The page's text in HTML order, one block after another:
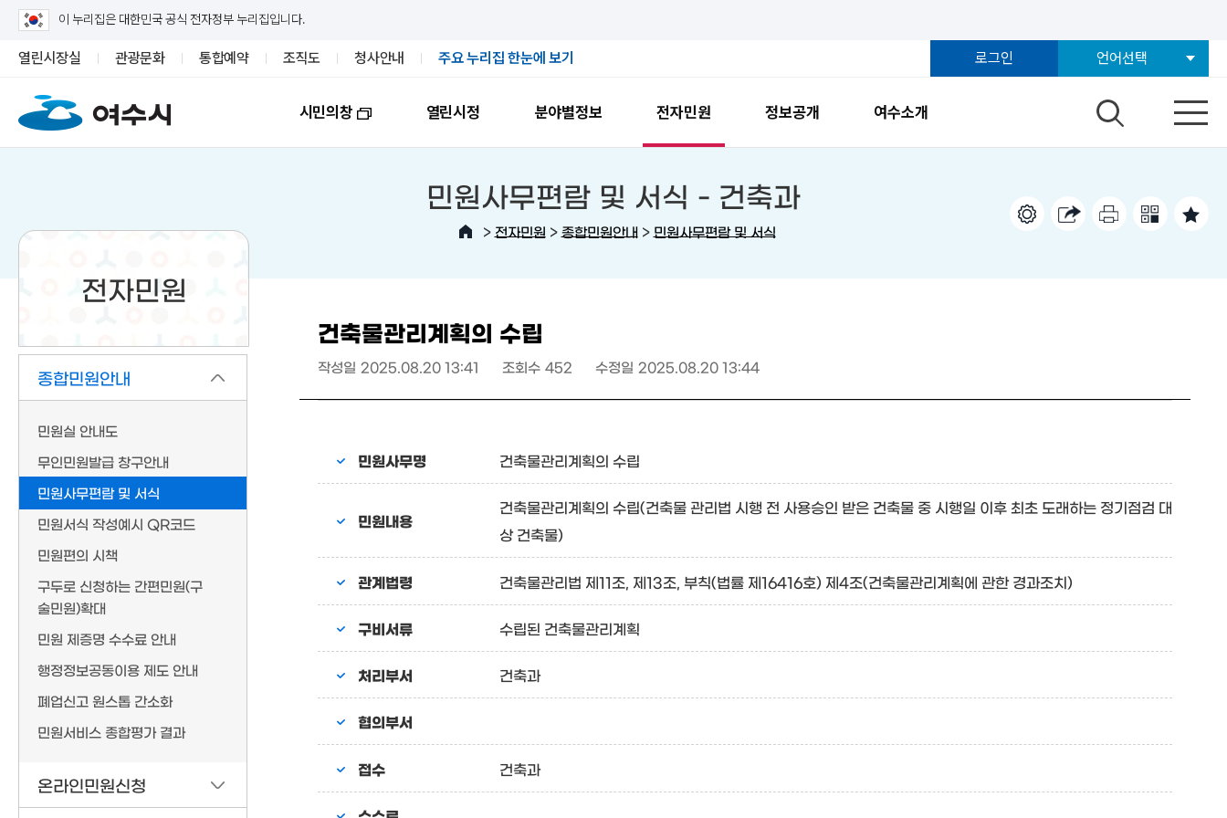
이 누리집은 대한민국 공식 전자정부 누리집입니다.
열린시장실 관광문화 통합예약 조직도 청사안내 주요 누리집 한눈에 보기 로그인 언어선택
시민의창 열린시정 분야별정보 전자민원 정보공개 여수소개
전자민원
종합민원안내
민원실 안내도
무인민원발급 창구안내
민원사무편람 및 서식
민원서식 작성예시 QR코드
민원편의 시책
구두로 신청하는 간편민원(구
술민원)확대
민원 제증명 수수료 안내
행정정보공동이용 제도 안내
폐업신고 원스톱 간소화
민원서비스 종합평가 결과
온라인민원신청
민원사무편람 및 서식 - 건축과
> 전자민원 > 종합민원안내> 민원사무편람 및 서식
건축물관리계획의 수립
작성일 2025.08.20 13:41 조회수 452 수정일 2025.08.20 13:44
민원사무명 건축물관리계획의 수립
민원내용
건축물관리계획의 수립(건축물 관리법 시행 전 사용승인 받은 건축물 중 시행일 이후 최초 도래하는 정기점검 대
상 건축물)
관계법령 건축물관리법 제11조, 제13조, 부칙(법률 제16416호) 제4조(건축물관리계획에 관한 경과조치)
구비서류 수립된 건축물관리계획
처리부서 건축과
협의부서
접수 건축과
수수료